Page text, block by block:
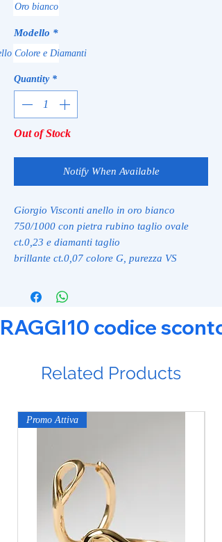
Oro bianco
Modello *
Colore e Diamanti
Quantity *
Out of Stock
Notify When Available
Giorgio Visconti anello in oro bianco
750/1000 con pietra rubino taglio ovale
ct.0,23 e diamanti taglio
brillante ct.0,07 colore G, purezza VS
RAGGI10 codice
Related Products
Promo Attiva